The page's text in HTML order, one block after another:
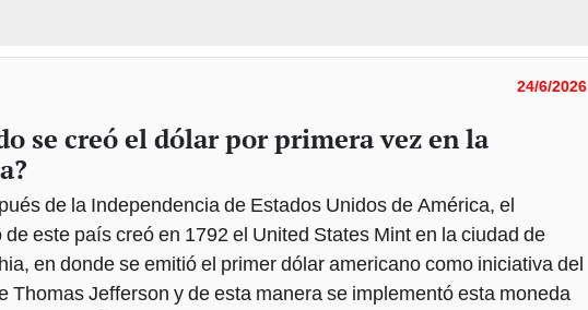
24/6/2026
se creó el dólar por primera vez en la
de la Independencia de Estados Unidos de América, el
de este país creó en 1792 el United States Mint en la ciudad de
en donde se emitió el primer dólar americano como iniciativa del
Thomas Jefferson y de esta manera se implementó esta moneda